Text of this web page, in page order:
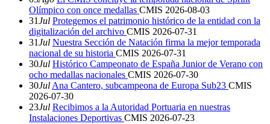
Olímpico con once medallas CMIS 2026-08-03
31Jul Protegemos el patrimonio histórico de la entidad con la
digitalización del archivo CMIS 2026-07-31
31Jul Nuestra Sección de Natación firma la mejor temporada
nacional de su historia CMIS 2026-07-31
30Jul Histórico Campeonato de España Junior de Verano con
ocho medallas nacionales CMIS 2026-07-30
30Jul Ana Cantero, subcampeona de Europa Sub23 CMIS
2026-07-30
23Jul Recibimos a la Autoridad Portuaria en nuestras
Instalaciones Deportivas CMIS 2026-07-23